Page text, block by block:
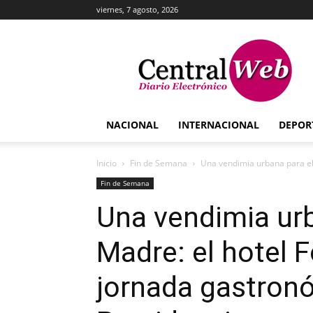
viernes, 7 agosto, 2026
Central
Web
NACIONAL INTERNACIONAL
Inicio Fin de Semana Una vendimia urbana para
Fin de Semana
Una vendimia
Madre: el hotel
jornada